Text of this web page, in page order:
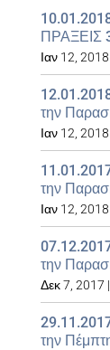
ΠΡΑΞΕΙΣ
Ιαν 12, 2018
την
Ιαν 12, 2018
την
Ιαν 12, 2018
την
Δεκ 7, 2017 |
την